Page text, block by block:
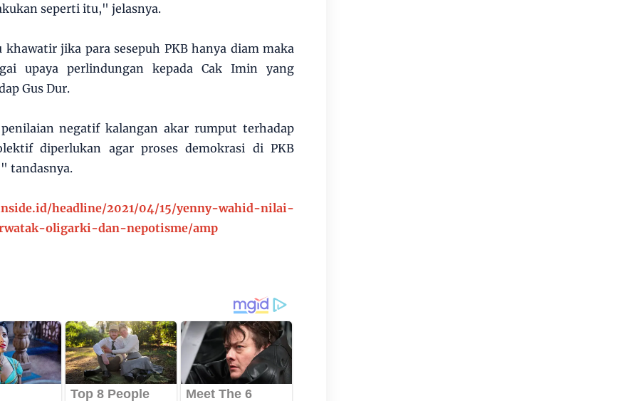
seperti itu," jelasnya.
jika para sesepuh PKB hanya diam maka
upaya perlindungan kepada Cak Imin yang
Gus Dur.
negatif kalangan akar rumput terhadap
diperlukan agar proses demokrasi di PKB
tandasnya.
headline/2021/04/15/yenny-wahid-nilai-
oligarki-dan-nepotisme/amp